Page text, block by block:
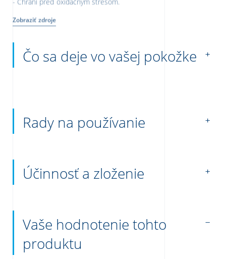
Čo sa deje vo vašej pokožke
Rady na používanie
Účinnosť a zloženie
Vaše hodnotenie tohto
produktu